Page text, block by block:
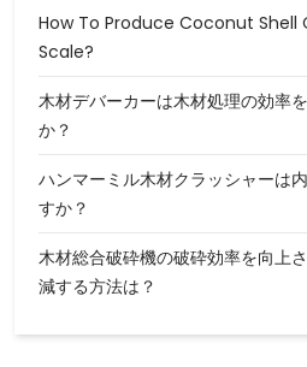
How To Produce Coconut Shell
Scale?
木材デバーカーは木材処理の効率
か？
ハンマーミル木材クラッシャーは
すか？
木材総合破砕機の破砕効率を向上
減する方法は？